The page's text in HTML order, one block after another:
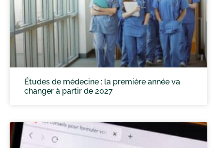
Études de médecine : la première année va
changer à partir de 2027